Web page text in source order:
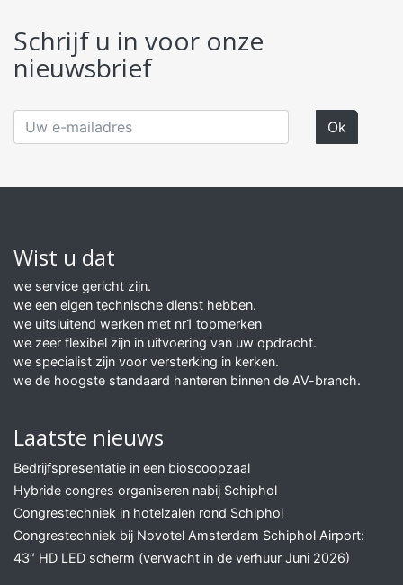
Schrijf u in voor onze
nieuwsbrief
Wist u dat
we service gericht zijn.
we een eigen technische dienst hebben.
we uitsluitend werken met nr1 topmerken
we zeer flexibel zijn in uitvoering van uw opdracht.
we specialist zijn voor versterking in kerken.
we de hoogste standaard hanteren binnen de AV-branch.
Laatste nieuws
Bedrijfspresentatie in een bioscoopzaal
Hybride congres organiseren nabij Schiphol
Congrestechniek in hotelzalen rond Schiphol
Congrestechniek bij Novotel Amsterdam Schiphol Airport:
43″ HD LED scherm (verwacht in de verhuur Juni 2026)